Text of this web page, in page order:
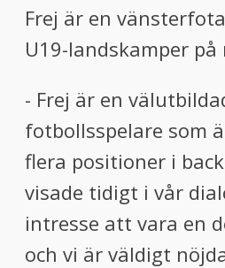
Frej är en
U19-landskamper
- Frej är en
fotbollsspelare som
flera positioner i
visade tidigt i vår
intresse att vara en
och vi är väldigt